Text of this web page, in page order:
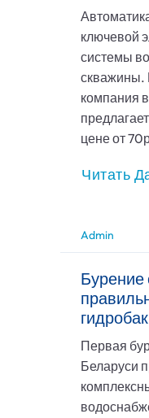
ключевой
системы
скважины.
компания
цене от
Читать
Admin
Бурение
Первая
Беларуси